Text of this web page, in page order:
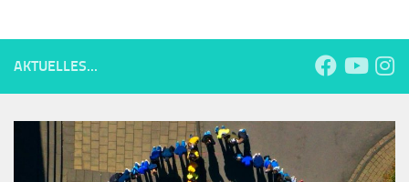
AKTUELLES...